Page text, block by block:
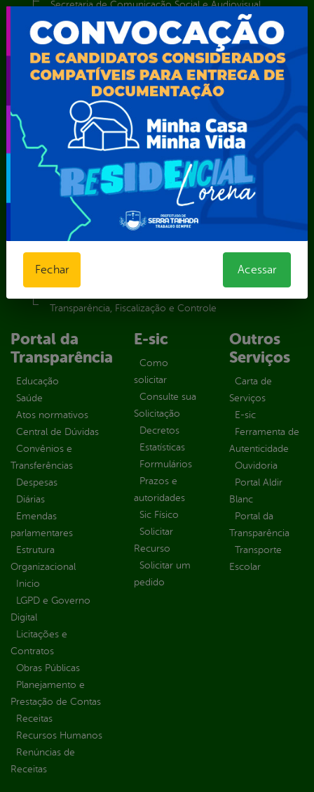
Secretaria de Comunicação Social e Audiovisual
Secretaria de Desenvolvimento Econômico e Turismo
Secretaria de Iluminação Pública e Energia Elétrica
Secretaria Municipal da Mulher – SEMU
Secretaria Municipal de Administração – SAD
Secretaria Municipal de Agricultura e Recursos Hídricos –
SEMARH / Secretaria de Agricultura Familiar – SEMAF
Secretaria Municipal de Educação – SEST
Secretaria Municipal de Esporte e Lazer – SEMEL
Secretaria Municipal de Finanças – SECFIN
Secretaria Municipal de Governo – SEGOV
Secretaria Municipal de Meio Ambiente – SEMA
Secretaria Municipal de Planejamento e Gestão – SEPLAG
Secretaria Municipal de Relações Institucionais – SEMRI
Secretaria Municipal de Saúde – SMS
Secretaria Municipal de Serviços Públicos – SEMUSP
Superintendência de Trânsito e Transportes de Serra
Transparência, Fiscalização e Controle
Portal da
Transparência
Educação
Saúde
Atos normativos
Central de Dúvidas
Convênios e
Transferências
Despesas
Diárias
Emendas
parlamentares
Estrutura
Organizacional
Inicio
LGPD e Governo
Digital
Licitações e
Contratos
Obras Públicas
Planejamento e
Prestação de Contas
Receitas
Recursos Humanos
Renúncias de
Receitas
E-sic
Como
solicitar
Consulte sua
Solicitação
Decretos
Estatísticas
Formulários
Prazos e
autoridades
Sic Físico
Solicitar
Recurso
Solicitar um
pedido
Outros
Serviços
Carta de
Serviços
E-sic
Ferramenta de
Autenticidade
Ouvidoria
Portal Aldir
Blanc
Portal da
Transparência
Transporte
Escolar
Fechar Acessar